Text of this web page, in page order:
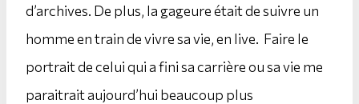
d’archives. De plus, la gageure était de suivre un
homme en train de vivre sa vie, en live. Faire le
portrait de celui qui a fini sa carrière ou sa vie me
paraitrait aujourd’hui beaucoup plus